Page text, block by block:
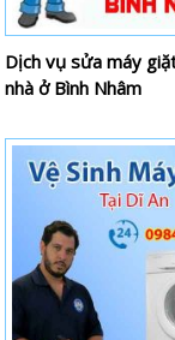
Dịch vụ sửa máy
nhà ở Bình Nhâm